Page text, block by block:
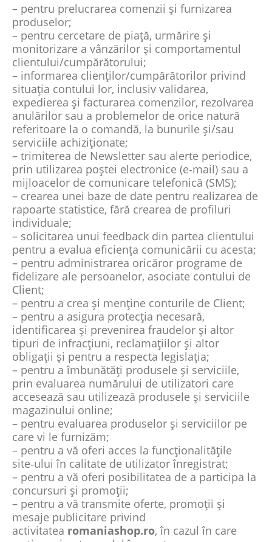
– pentru prelucrarea comenzii și furnizarea
produselor;
– pentru cercetare de piață, urmărire și
monitorizare a vânzărilor și comportamentul
clientului/cumpărătorului;
– informarea clienților/cumpărătorilor privind
situația contului lor, inclusiv validarea,
expedierea și facturarea comenzilor, rezolvarea
anulărilor sau a problemelor de orice natură
referitoare la o comandă, la bunurile și/sau
serviciile achiziționate;
– trimiterea de Newsletter sau alerte periodice,
prin utilizarea poștei electronice (e‑mail) sau a
mijloacelor de comunicare telefonică (SMS);
– crearea unei baze de date pentru realizarea de
rapoarte statistice, fără crearea de profiluri
individuale;
– solicitarea unui feedback din partea clientului
pentru a evalua eficiența comunicării cu acesta;
– pentru administrarea oricăror programe de
fidelizare ale persoanelor, asociate contului de
Client;
– pentru a crea și menține conturile de Client;
– pentru a asigura protecția necesară,
identificarea și prevenirea fraudelor și altor
tipuri de infracțiuni, reclamațiilor și altor
obligații și pentru a respecta legislația;
– pentru a îmbunătăți produsele și serviciile,
prin evaluarea numărului de utilizatori care
accesează sau utilizează produsele și serviciile
magazinului online;
– pentru evaluarea produselor și serviciilor pe
care vi le furnizăm;
– pentru a vă oferi acces la funcționalitățile
site‑ului în calitate de utilizator înregistrat;
– pentru a vă oferi posibilitatea de a participa la
concursuri și promoții;
– pentru a vă transmite oferte, promoții și
mesaje publicitare privind
activitatea romaniashop.ro, în cazul în care